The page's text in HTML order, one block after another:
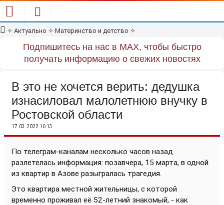
✧ Актуально ✧ Материнство и детство ✧
Подпишитесь на нас в MAX, чтобы быстро
получать информацию о свежих новостях
В это не хочется верить: дедушка
изнасиловал малолетнюю внучку в
Ростовской области
17.03.2022 16:13
По телеграм-каналам несколько часов назад
разлетелась информация: позавчера, 15 марта, в одной
из квартир в Азове разыгралась трагедия.
Это квартира местной жительницы, с которой
временно проживал её 52-летний знакомый, - как